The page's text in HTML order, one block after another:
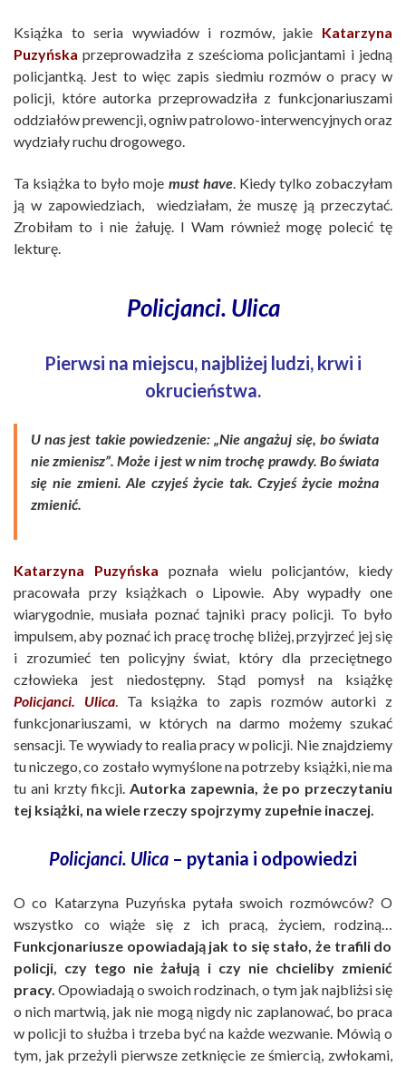
Książka to seria wywiadów i rozmów, jakie Katarzyna
Puzyńska przeprowadziła z sześcioma policjantami i jedną
policjantką. Jest to więc zapis siedmiu rozmów o pracy w
policji, które autorka przeprowadziła z funkcjonariuszami
oddziałów prewencji, ogniw patrolowo-interwencyjnych oraz
wydziały ruchu drogowego.
Ta książka to było moje must have. Kiedy tylko zobaczyłam
ją w zapowiedziach, wiedziałam, że muszę ją przeczytać.
Zrobiłam to i nie żałuję. I Wam również mogę polecić tę
lekturę.
Policjanci. Ulica
Pierwsi na miejscu, najbliżej ludzi, krwi i
okrucieństwa.
U nas jest takie powiedzenie: „Nie angażuj się, bo świata
nie zmienisz”. Może i jest w nim trochę prawdy. Bo świata
się nie zmieni. Ale czyjeś życie tak. Czyjeś życie można
zmienić.
Katarzyna Puzyńska poznała wielu policjantów, kiedy
pracowała przy książkach o Lipowie. Aby wypadły one
wiarygodnie, musiała poznać tajniki pracy policji. To było
impulsem, aby poznać ich pracę trochę bliżej, przyjrzeć jej się
i zrozumieć ten policyjny świat, który dla przeciętnego
człowieka jest niedostępny. Stąd pomysł na książkę
Policjanci. Ulica. Ta książka to zapis rozmów autorki z
funkcjonariuszami, w których na darmo możemy szukać
sensacji. Te wywiady to realia pracy w policji. Nie znajdziemy
tu niczego, co zostało wymyślone na potrzeby książki, nie ma
tu ani krzty fikcji. Autorka zapewnia, że po przeczytaniu
tej książki, na wiele rzeczy spojrzymy zupełnie inaczej.
Policjanci. Ulica – pytania i odpowiedzi
O co Katarzyna Puzyńska pytała swoich rozmówców? O
wszystko co wiąże się z ich pracą, życiem, rodziną…
Funkcjonariusze opowiadają jak to się stało, że trafili do
policji, czy tego nie żałują i czy nie chcieliby zmienić
pracy. Opowiadają o swoich rodzinach, o tym jak najbliżsi się
o nich martwią, jak nie mogą nigdy nic zaplanować, bo praca
w policji to służba i trzeba być na każde wezwanie. Mówią o
tym, jak przeżyli pierwsze zetknięcie ze śmiercią, zwłokami,